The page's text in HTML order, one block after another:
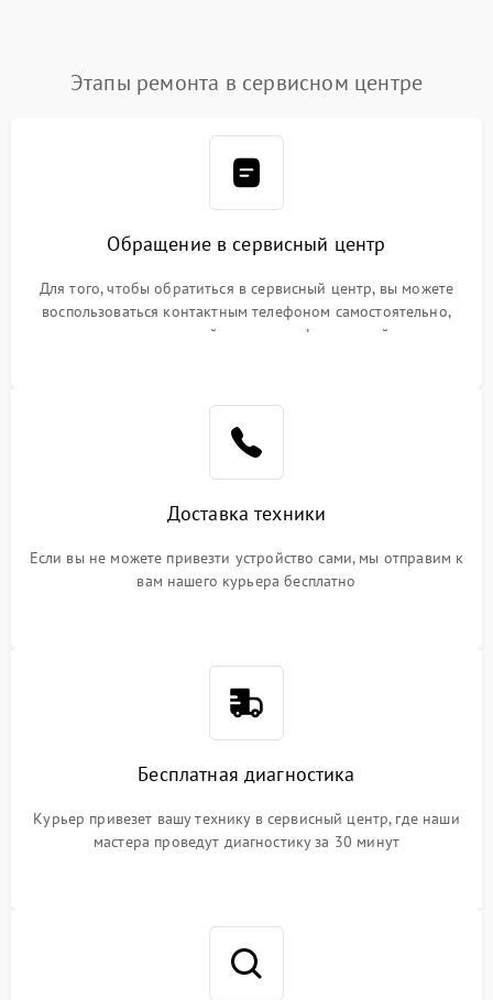
Этапы ремонта в сервисном центре
Обращение в сервисный центр
Для того, чтобы обратиться в сервисный центр, вы можете
воспользоваться контактным телефоном самостоятельно,
или оставить свой номер телефона на сайте
Доставка техники
Если вы не можете привезти устройство сами, мы отправим к
вам нашего курьера бесплатно
Бесплатная диагностика
Курьер привезет вашу технику в сервисный центр, где наши
мастера проведут диагностику за 30 минут